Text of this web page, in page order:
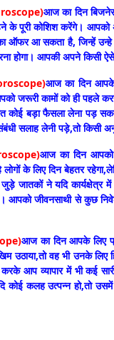
आज का दिन बिजनेस
के पूरी कोशिश करेंगे।
ऑफर आ सकता है, जिन्हें उन्हे
होगा। आपकी अपने किसी
आज का दिन आपके
जरूरी कामों को ही पहले
बड़ा फैसला लेना पड़
सलाह लेनी पड़े,तो किसी
आज का दिन आपको
के लिए दिन बेहतर
जातकों ने यदि
जीवनसाथी से कुछ
आज का दिन आपके लिए
उठाया,तो वह भी उनके
करके आप व्यापार में भी कई
कोई कलह उत्पन्न हो,तो